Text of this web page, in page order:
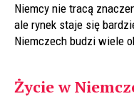
Niemcy nie tracą
ale rynek staje się
Niemczech budzi wiele
Życie w